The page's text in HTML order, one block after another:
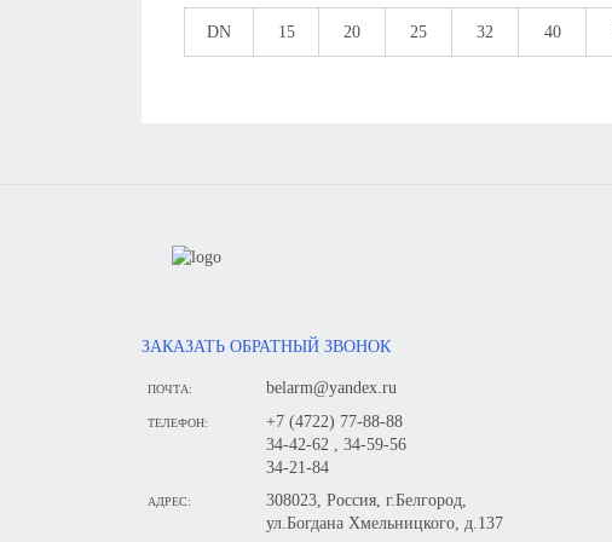
DN 15 20 25 32 40
ЗАКАЗАТЬ ОБРАТНЫЙ ЗВОНОК
ПОЧТА: belarm@yandex.ru
ТЕЛЕФОН:
+7 (4722) 77-88-88
34-42-62 , 34-59-56
34-21-84
АДРЕС:
308023, Россия, г.Белгород,
ул.Богдана Хмельницкого, д.137